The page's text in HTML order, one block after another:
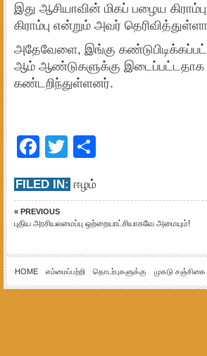
இது ஆசியாவின் மிகப் பழைய
கிராம்பு என்றும் அவர்
அதேவேளை, இங்கு
ஆம் ஆண்டுகளுக்கு
கண்டறிந்துள்ளனர்.
Facebook
Twitter
FILED IN: ஈழம்
« PREVIOUS
புதிய அரசியலமைப்பு ஒற்றையாட்சியாகவே அமையும்!
HOME எம்மைப்பற்றி தொடர்புகளுக்கு முகடு சஞ்சிகை